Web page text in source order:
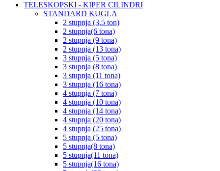
TELESKOPSKI - KIPER CILINDRI
STANDARD KUGLA
2 stupnja (3,5 ton)
2 stupnja(6 tona)
2 stupnja (9 tona)
2 stupnja (13 tona)
3 stupnja (5 tona)
3 stupnja (8 tona)
3 stupnja (11 tona)
3 stupnja (16 tona)
4 stupnja (7 tona)
4 stupnja (10 tona)
4 stupnja (14 tona)
4 stupnja (20 tona)
4 stupnja (25 tona)
5 stupnja (5 tona)
5 stupnja(8 tona)
5 stupnja(11 tona)
5 stupnja(16 tona)